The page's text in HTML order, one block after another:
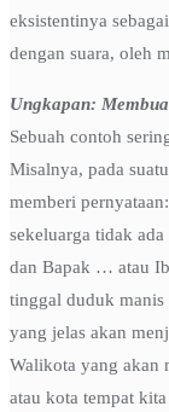
eksistentinya
dengan suara, oleh
Ungkapan:
Sebuah contoh
Misalnya, pada
memberi
sekeluarga tidak
dan Bapak … atau
tinggal duduk manis
yang jelas akan
Walikota yang akan
atau kota tempat